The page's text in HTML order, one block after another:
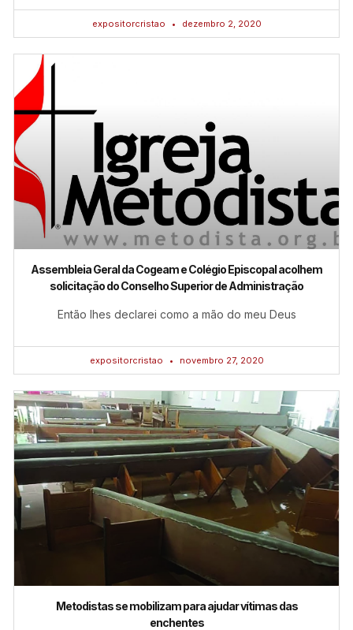
expositorcristao dezembro 2, 2020
Assembleia Geral da Cogeam e Colégio Episcopal acolhem
solicitação do Conselho Superior de Administração
Então lhes declarei como a mão do meu Deus
expositorcristao novembro 27, 2020
Metodistas se mobilizam para ajudar vítimas das
enchentes